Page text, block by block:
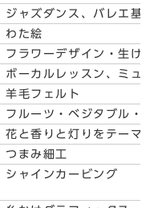
ジャズダンス、バレエ基
わた絵
フラワーデザイン・生け
ボーカルレッスン、ミュ
羊毛フェルト
フルーツ・ベジタブル・
花と香りと灯りをテーマ
つまみ細工
シャインカービング